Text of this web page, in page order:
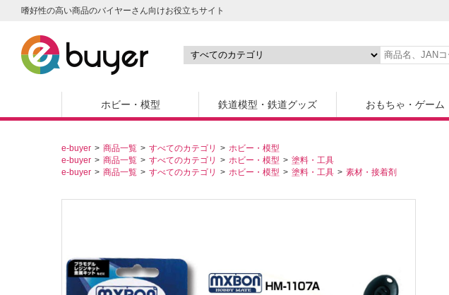
嗜好性の高い商品のバイヤーさん向けお役立ちサイト
ホビー・模型 鉄道模型・鉄道グッズ おもちゃ・ゲーム
e-buyer 商品一覧 すべてのカテゴリ
ホビー・模型
e-buyer
商品一覧 すべてのカテゴリ ホビー・模型
塗料・工具
e-buyer
商品一覧 すべてのカテゴリ ホビー・模型 塗料・工具 素材・接着剤